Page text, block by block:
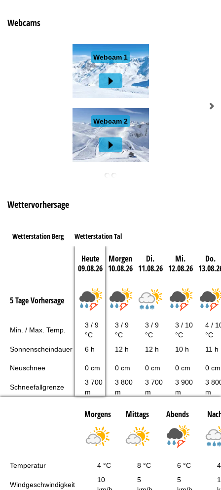
Webcams
Wettervorhersage
Wetterstation Berg Wetterstation Tal
Heute
09.08.26
Morgen
10.08.26
Di.
11.08.26
Mi.
12.08.26
Do.
5 Tage Vorhersage
Min. / Max. Temp.
3 / 9
°C
3 / 9
°C
3 / 9
°C
3 / 10
°C
4 /
°C
Sonnenscheindauer
6 h 12 h 12 h 10 h 11 h
Neuschnee 0 cm 0 cm 0 cm 0 cm 0 cm
Schneefallgrenze
3 700
m
3 800
m
3 700
m
3 900
m
3
m
Morgens Mittags Abends
Temperatur 4 °C 8 °C 6 °C
Windgeschwindigkeit
10
5
5